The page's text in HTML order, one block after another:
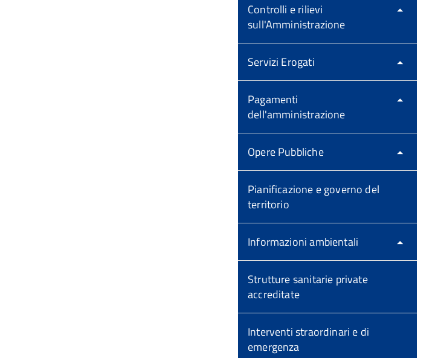
Controlli e rilievi
sull'Amministrazione
Servizi Erogati
Pagamenti
dell'amministrazione
Opere Pubbliche
Pianificazione e governo del
territorio
Informazioni ambientali
Strutture sanitarie private
accreditate
Interventi straordinari e di
emergenza